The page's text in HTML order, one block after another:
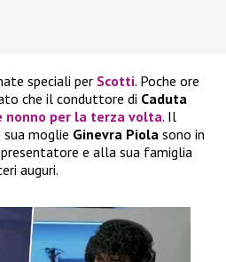
speciali per Scotti. Poche ore
che il conduttore di Caduta
nonno per la terza volta. Il
sua moglie Ginevra Piola sono in
e alla sua famiglia
auguri.